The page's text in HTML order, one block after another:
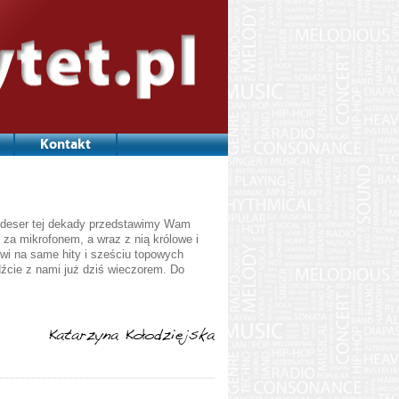
Kontakt
tej dekady przedstawimy Wam
mikrofonem, a wraz z nią królowe i
na same hity i sześciu topowych
z nami już dziś wieczorem. Do
Katarzyna Kołodziejska